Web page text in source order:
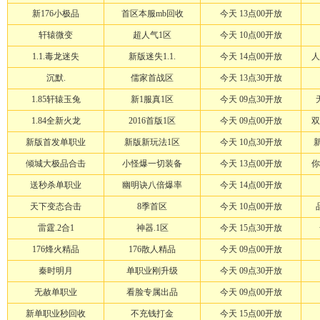
新176小极品 首区本服mb回收 今天 13点00开放
轩辕微变 超人气1区 今天 10点00开放
1.1.毒龙迷失 新版迷失1.1. 今天 14点00开放
沉默. 儒家首战区 今天 13点30开放
1.85轩辕玉兔 新1服真1区 今天 09点30开放
1.84全新火龙 2016首版1区 今天 09点00开放
新版首发单职业 新版新玩法1区 今天 10点30开放
倾城大极品合击 小怪爆一切装备 今天 13点00开放
送秒杀单职业 幽明诀八倍爆率 今天 14点00开放
天下变态合击 8季首区 今天 10点00开放
雷霆.2合1 神器.1区 今天 15点30开放
176烽火精品 176散人精品 今天 09点00开放
秦时明月 单职业刚升级 今天 09点30开放
无赦单职业 看脸专属出品 今天 09点00开放
新单职业秒回收 不充钱打金 今天 15点00开放